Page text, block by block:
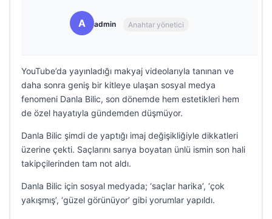
A admin Anahtar yönetici
YouTube’da yayınladığı makyaj videolarıyla tanınan ve
daha sonra geniş bir kitleye ulaşan sosyal medya
fenomeni Danla Bilic, son dönemde hem estetikleri hem
de özel hayatıyla gündemden düşmüyor.
Danla Bilic şimdi de yaptığı imaj değişikliğiyle dikkatleri
üzerine çekti. Saçlarını sarıya boyatan ünlü ismin son hali
takipçilerinden tam not aldı.
Danla Bilic için sosyal medyada; ‘saçlar harika’, ‘çok
yakışmış’, ‘güzel görünüyor’ gibi yorumlar yapıldı.